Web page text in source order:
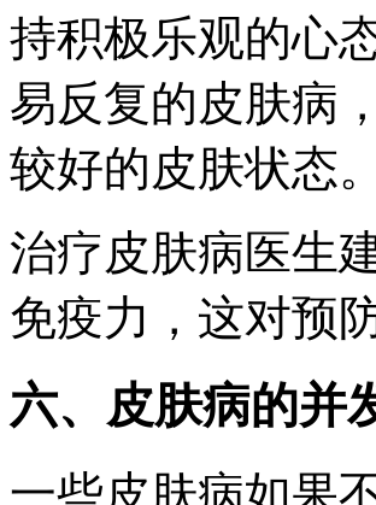
持积极乐观的心
易反复的皮肤病
较好的皮肤状态。
治疗皮肤病医生
免疫力，这对预
六、皮肤病的并
一些皮肤病如果